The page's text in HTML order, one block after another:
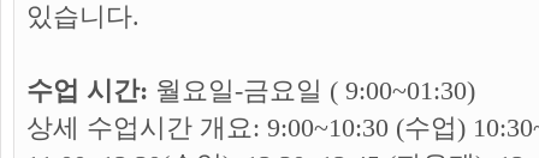
있습니다.
수업 시간: 월요일-금요일 ( 9:00~01:30)
상세 수업시간 개요: 9:00~10:30 (수업)